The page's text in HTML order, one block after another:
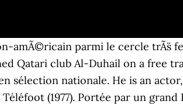
parmi le cercle trÃ¨s
Qatari club Al-Duhail on a free
sélection nationale. He is an
Téléfoot (1977). Portée par un